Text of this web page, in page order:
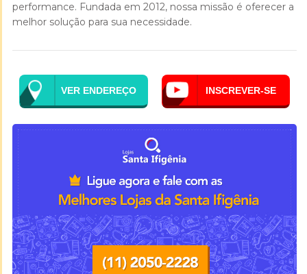
performance. Fundada em 2012, nossa missão é oferecer a
melhor solução para sua necessidade.
VER ENDEREÇO INSCREVER-SE